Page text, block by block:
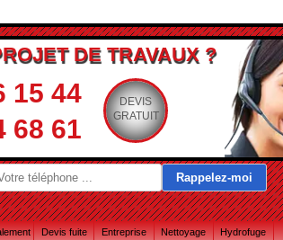
DE TRAVAUX ?
15 44
68 61
DEVIS
GRATUIT
Devis fuite
Entreprise
Nettoyage
Hydrofuge